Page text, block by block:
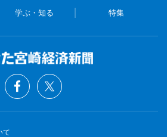
学ぶ・知る 特集
て